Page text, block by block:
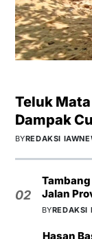
Teluk
Dampak
BYREDAKSI
02
Jalan
BYREDAKSI
Hasan